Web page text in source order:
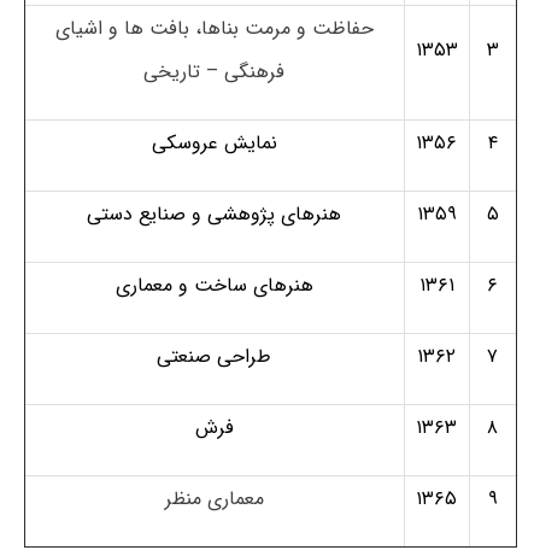
۳ ۱۳۵۳
حفاظت و مرمت بناها، بافت ها و اشیای
فرهنگی – تاریخی
۴ ۱۳۵۶ نمایش عروسکی
۵ ۱۳۵۹ هنرهای پژوهشی و صنایع دستی
۶ ۱۳۶۱ هنرهای ساخت و معماری
۷ ۱۳۶۲ طراحی صنعتی
۸ ۱۳۶۳ فرش
۹ ۱۳۶۵ معماری منظر